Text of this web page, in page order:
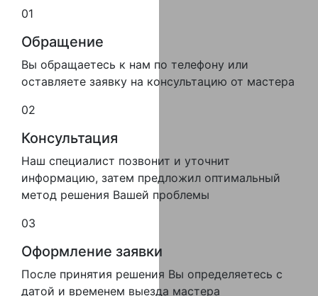
01
Обращение
Вы обращаетесь к нам по телефону или
оставляете заявку на консультацию от мастера
02
Консультация
Наш специалист позвонит и уточнит
информацию, затем предложил оптимальный
метод решения Вашей проблемы
03
Оформление заявки
После принятия решения Вы определяетесь с
датой и временем выезда мастера